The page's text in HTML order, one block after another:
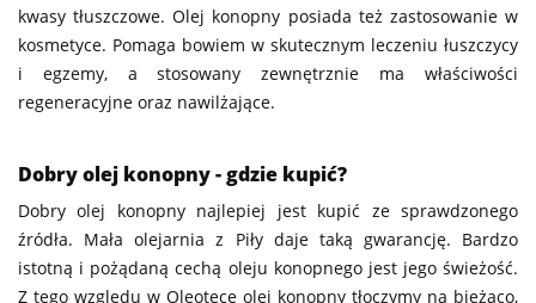
kwasy tłuszczowe. Olej konopny posiada też zastosowanie w
kosmetyce. Pomaga bowiem w skutecznym leczeniu łuszczycy
i egzemy, a stosowany zewnętrznie ma właściwości
regeneracyjne oraz nawilżające.
Dobry olej konopny - gdzie kupić?
Dobry olej konopny najlepiej jest kupić ze sprawdzonego
źródła. Mała olejarnia z Piły daje taką gwarancję. Bardzo
istotną i pożądaną cechą oleju konopnego jest jego świeżość.
Z tego względu w Oleotece olej konopny tłoczymy na bieżąco,